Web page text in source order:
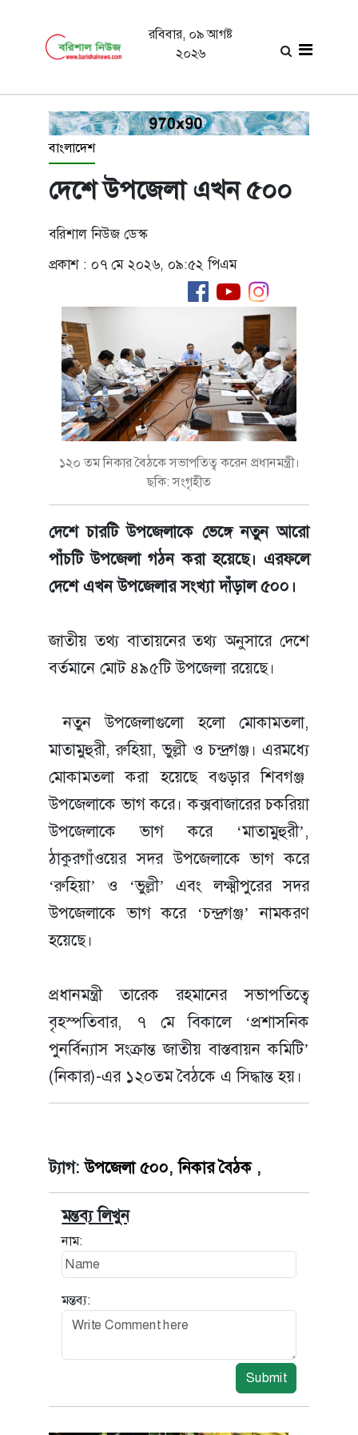
রবিবার, ০৯ আগষ্ট
২০২৬
বাংলাদেশ
দেশে উপজেলা এখন ৫০০
বরিশাল নিউজ ডেস্ক
প্রকাশ : ০৭ মে ২০২৬, ০৯:৫২ পিএম
১২০ তম নিকার বৈঠকে সভাপতিত্ব করেন প্রধানমন্ত্রী।
ছকি: সংগৃহীত
দেশে চারটি উপজেলাকে ভেঙ্গে নতুন আরো
পাঁচটি উপজেলা গঠন করা হয়েছে। এরফলে
দেশে এখন উপজেলার সংখ্যা দাঁড়াল ৫০০।
জাতীয় তথ্য বাতায়নের তথ্য অনুসারে দেশে
বর্তমানে মোট ৪৯৫টি উপজেলা রয়েছে।
নতুন উপজেলাগুলো হলো মোকামতলা,
মাতামুহুরী, রুহিয়া, ভুল্লী ও চন্দ্রগঞ্জ। এরমধ্যে
মোকামতলা করা হয়েছে বগুড়ার শিবগঞ্জ
উপজেলাকে ভাগ করে। কক্সবাজারের চকরিয়া
উপজেলাকে ভাগ করে ‘মাতামুহুরী’,
ঠাকুরগাঁওয়ের সদর উপজেলাকে ভাগ করে
‘রুহিয়া’ ও ‘ভুল্লী’ এবং লক্ষ্মীপুরের সদর
উপজেলাকে ভাগ করে ‘চন্দ্রগঞ্জ’ নামকরণ
হয়েছে।
প্রধানমন্ত্রী তারেক রহমানের সভাপতিত্বে
বৃহস্পতিবার, ৭ মে বিকালে ‘প্রশাসনিক
পুনর্বিন্যাস সংক্রান্ত জাতীয় বাস্তবায়ন কমিটি’
(নিকার)-এর ১২০তম বৈঠকে এ সিদ্ধান্ত হয়।
ট্যাগ:উপজেলা ৫০০,নিকার বৈঠক ,
মন্তব্য লিখুন
নাম:
মন্তব্য:
Submit